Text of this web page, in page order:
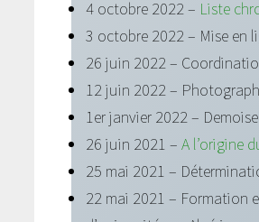
4 octobre 2022 – Liste
3 octobre 2022 – Mise en
26 juin 2022 –
12 juin 2022 –
1er janvier 2022 –
26 juin 2021 –A l’origine
25 mai 2021 –
22 mai 2021 – Formation